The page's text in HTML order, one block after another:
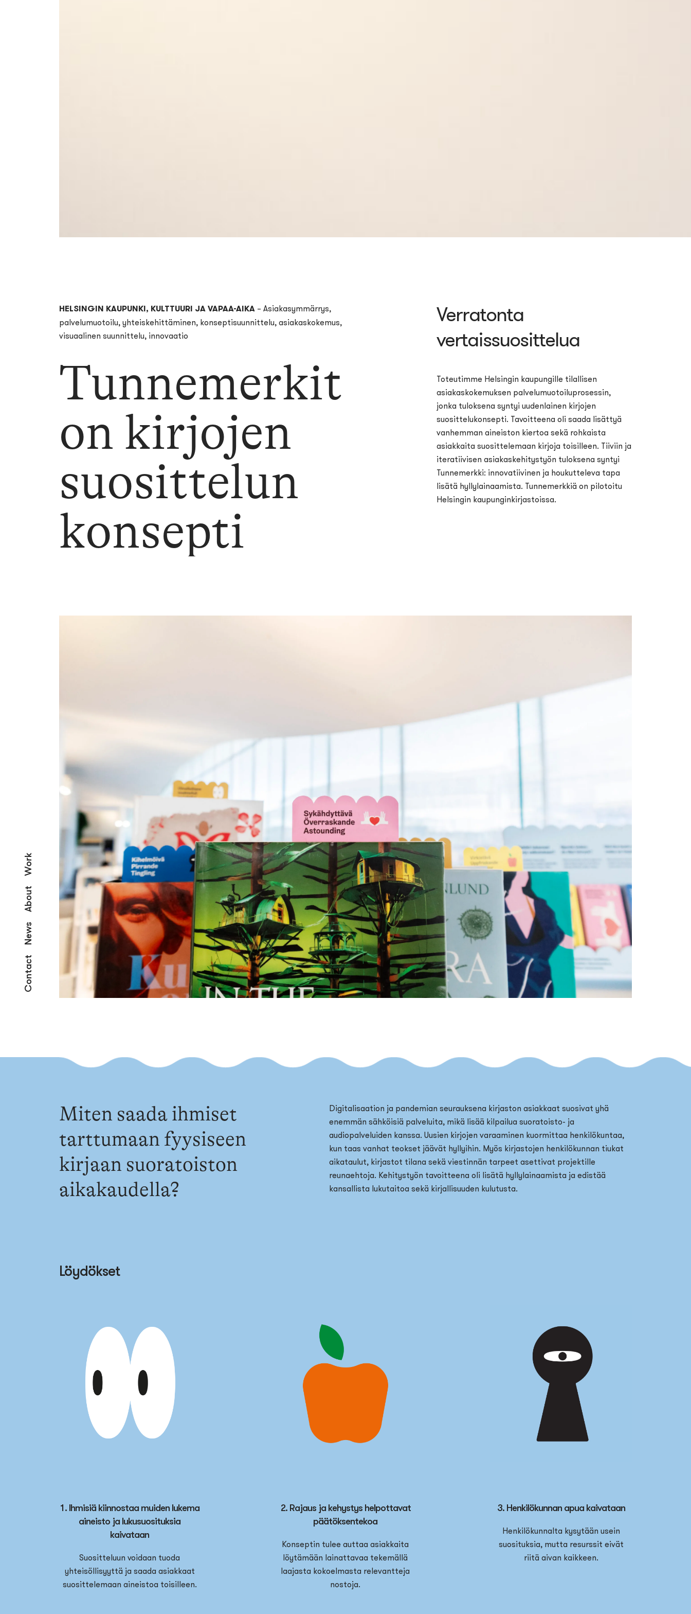
Contact
News
About
Work
HELSINGIN KAUPUNKI, KULTTUURI JA VAPAA-AIKA – Asiakasymmärrys,
palvelumuotoilu, yhteiskehittäminen, konseptisuunnittelu, asiakaskokemus,
visuaalinen suunnittelu, innovaatio
Tunnemerkit
on kirjojen
suosittelun
konsepti
Verratonta
vertaissuosittelua
Toteutimme Helsingin kaupungille tilallisen
asiakaskokemuksen palvelumuotoiluprosessin​,
jonka tuloksena syntyi uudenlainen kirjojen
suosittelukonsepti. Tavoitteena oli saada lisättyä
vanhemman aineiston kiertoa sekä rohkaista
asiakkaita suosittelemaan kirjoja toisilleen. Tiiviin ja
iteratiivisen asiakaskehitystyön tuloksena syntyi
Tunnemerkki: innovatiivinen ja houkutteleva tapa
lisätä hyllylainaamista. Tunnemerkkiä on pilotoitu
Helsingin kaupunginkirjastoissa.
Miten saada ihmiset
tarttumaan fyysiseen
kirjaan suoratoiston
aikakaudella?
Digitalisaation ja pandemian seurauksena kirjaston asiakkaat suosivat yhä
enemmän sähköisiä palveluita, mikä lisää kilpailua suoratoisto- ja
audiopalveluiden kanssa. Uusien kirjojen varaaminen kuormittaa henkilökuntaa,
kun taas vanhat teokset jäävät hyllyihin. Myös kirjastojen henkilökunnan tiukat
aikataulut, kirjastot tilana sekä viestinnän tarpeet asettivat projektille
reunaehtoja. Kehitystyön tavoitteena oli lisätä hyllylainaamista ja edistää
kansallista lukutaitoa sekä kirjallisuuden kulutusta.
Löydökset
1. Ihmisiä kiinnostaa muiden lukema
aineisto ja lukusuosituksia
kaivataan
Suositteluun voidaan tuoda
yhteisöllisyyttä ja saada asiakkaat
suosittelemaan aineistoa toisilleen.
2. Rajaus ja kehystys helpottavat
päätöksentekoa
Konseptin tulee auttaa asiakkaita
löytämään lainattavaa tekemällä
laajasta kokoelmasta relevantteja
nostoja.
3. Henkilökunnan apua kaivataan
Henkilökunnalta kysytään usein
suosituksia, mutta resurssit eivät
riitä aivan kaikkeen.